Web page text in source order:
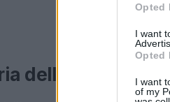
Opted
I want
Opted
I want
of my
dell’espresso